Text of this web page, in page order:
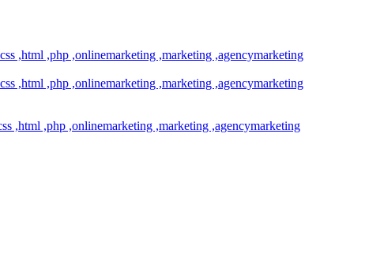
,html ,php ,onlinemarketing ,marketing ,agencymarketing
,html ,php ,onlinemarketing ,marketing ,agencymarketing
,html ,php ,onlinemarketing ,marketing ,agencymarketing